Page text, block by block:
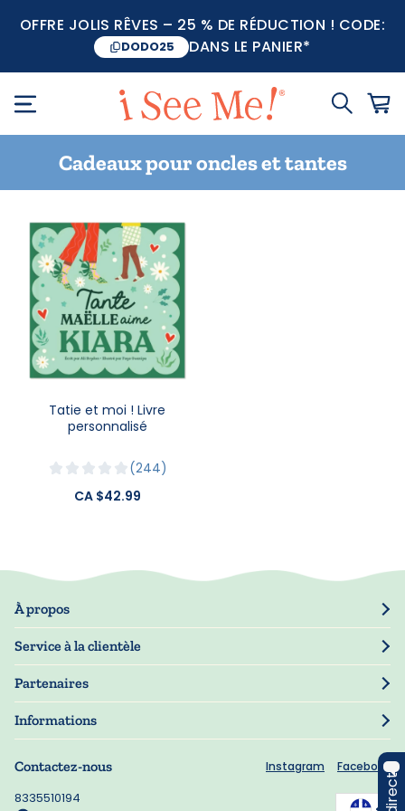
OFFRE JOLIS RÊVES – 25 % DE RÉDUCTION ! CODE:
DODO25 DANS LE PANIER*
Cadeaux pour oncles et tantes
Tatie et moi ! Livre
personnalisé
244
CA $42.99
Contactez-nous Instagram Facebook
8335510194
À propos
Notre histoire
Presse
Service à la clientèle
Suivre commande
Mon compte
Gérer mes informations
Garantie
Informations de livraison
Bons de réduction
Partenaires
Revendeurs
Informations
Conditions d'utilisation
Gestion des cookies